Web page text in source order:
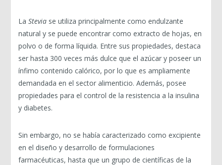
LaStevia se utiliza principalmente como endulzante
natural y se puede encontrar como extracto de hojas, en
polvo o de forma líquida. Entre sus propiedades, destaca
ser hasta 300 veces más dulce que el azúcar y poseer un
ínfimo contenido calórico, por lo que es ampliamente
demandada en el sector alimenticio. Además, posee
propiedades para el control de la resistencia a la insulina
y diabetes.
Sin embargo, no se había caracterizado como excipiente
en el diseño y desarrollo de formulaciones
farmacéuticas, hasta que un grupo de científicas de la